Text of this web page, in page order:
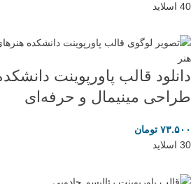
40 اسلاید
دانلود قالب پاورپوینت
طراحی مینیمال و حرفه‌ای
۷۳.۵۰۰ تومان
30 اسلاید